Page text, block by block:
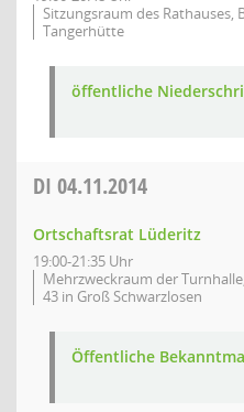
Sitzungsraum des Rathauses,
Tangerhütte
öffentliche
DI 04.11.2014
Ortschaftsrat Lüderitz
19:00-21:35 Uhr
Mehrzweckraum der
43 in Groß Schwarzlosen
Öffentliche